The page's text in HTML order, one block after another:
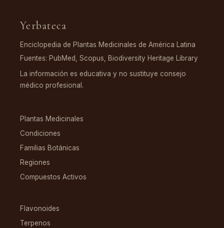
Yerbateca
Enciclopedia de Plantas Medicinales de América Latina
Fuentes: PubMed, Scopus, Biodiversity Heritage Library
La información es educativa y no sustituye consejo
médico profesional.
Plantas Medicinales
Condiciones
Familias Botánicas
Regiones
Compuestos Activos
Flavonoides
Terpenos